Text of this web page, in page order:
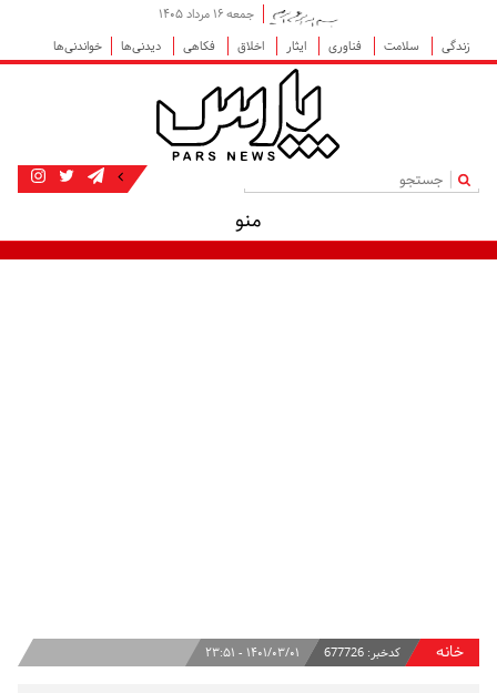
جمعه ۱۶ مرداد ۱۴۰۵
زندگی
سلامت فناوری ایثار اخلاق فکاهی دیدنی‌ها خواندنی‌ها
|
منو
خانه کدخبر: 677726 ۱۴۰۱/۰۳/۰۱ - ۲۳:۵۱